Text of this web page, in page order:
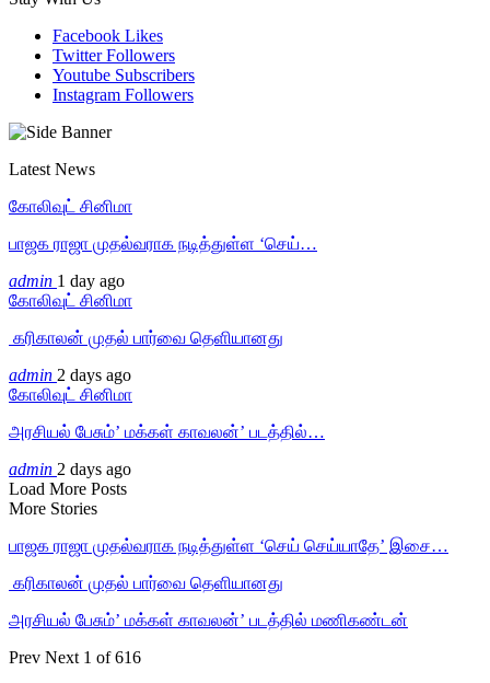
Facebook Likes
Twitter Followers
Youtube Subscribers
Instagram Followers
Latest News
கோலிவுட் சினிமா
பாஜக ராஜா முதல்வராக நடித்துள்ள ‘செய்…
admin 1 day ago
கோலிவுட் சினிமா
‎ கரிகாலன் முதல் பார்வை தெளியானது
admin 2 days ago
கோலிவுட் சினிமா
அரசியல் பேசும்’ மக்கள் காவலன்’ படத்தில்…
admin 2 days ago
Load More Posts
More Stories
பாஜக ராஜா முதல்வராக நடித்துள்ள ‘செய் செய்யாதே’ இசை…
‎ கரிகாலன் முதல் பார்வை தெளியானது
அரசியல் பேசும்’ மக்கள் காவலன்’ படத்தில் மணிகண்டன்
Prev Next 1 of 616